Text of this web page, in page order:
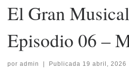
El Gran
Episodio 06 –
por admin | Publicada 19 abril, 2026